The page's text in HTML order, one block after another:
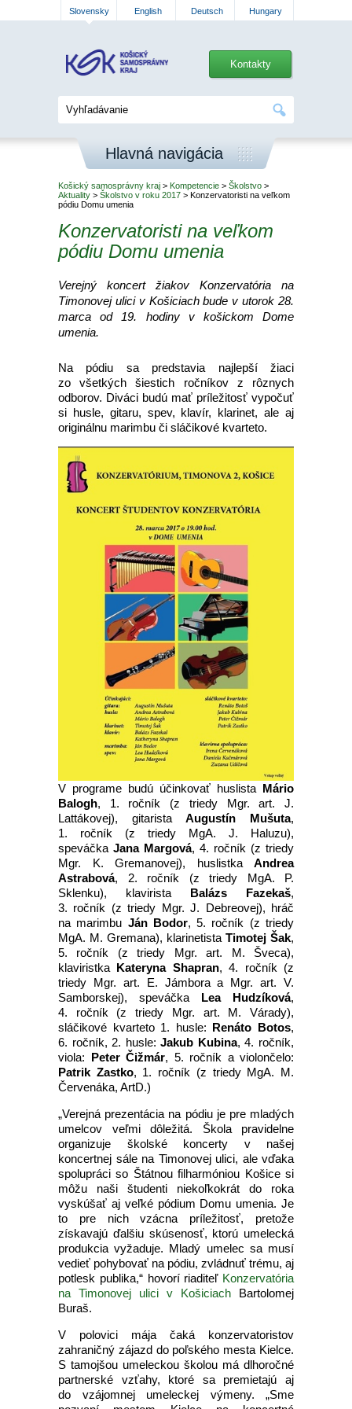
Slovensky English Deutsch Hungary
Kontakty
Hlavná navigácia
Košický samosprávny kraj > Kompetencie > Školstvo >
Aktuality > Školstvo v roku 2017 > Konzervatoristi na veľkom
pódiu Domu umenia
Konzervatoristi na veľkom
pódiu Domu umenia
Verejný koncert žiakov Konzervatória na
Timonovej ulici v Košiciach bude v utorok 28.
marca od 19. hodiny v košickom Dome
umenia.
Na pódiu sa predstavia najlepší žiaci
zo všetkých šiestich ročníkov z rôznych
odborov. Diváci budú mať príležitosť vypočuť
si husle, gitaru, spev, klavír, klarinet, ale aj
originálnu marimbu či sláčikové kvarteto.
V programe budú účinkovať huslista Mário
Balogh, 1. ročník (z triedy Mgr. art. J.
Lattákovej), gitaristaAugustín Mušuta,
1. ročník (z triedy MgA. J. Haluzu),
speváčka Jana Margová, 4. ročník (z triedy
Mgr. K. Gremanovej), huslistka Andrea
Astrabová, 2. ročník (z triedy MgA. P.
Sklenku), klavirista Balázs Fazekaš,
3. ročník (z triedy Mgr. J. Debreovej), hráč
na marimbu Ján Bodor, 5. ročník (z triedy
MgA. M. Gremana), klarinetista Timotej Šak,
5. ročník (z triedy Mgr. art. M. Šveca),
klaviristka Kateryna Shapran, 4. ročník (z
triedy Mgr. art. E. Jámbora a Mgr. art. V.
Samborskej), speváčka Lea Hudzíková,
4. ročník (z triedy Mgr. art. M. Várady),
sláčikové kvarteto 1. husle: Renáto Botos,
6. ročník, 2. husle:Jakub Kubina, 4. ročník,
viola: Peter Čižmár, 5. ročník a violončelo:
Patrik Zastko, 1. ročník (z triedy MgA. M.
Červenáka, ArtD.)
„Verejná prezentácia na pódiu je pre mladých
umelcov veľmi dôležitá. Škola pravidelne
organizuje školské koncerty v našej
koncertnej sále na Timonovej ulici, ale vďaka
spolupráci so Štátnou filharmóniou Košice si
môžu naši študenti niekoľkokrát do roka
vyskúšať aj veľké pódium Domu umenia. Je
to pre nich vzácna príležitosť, pretože
získavajú ďalšiu skúsenosť, ktorú umelecká
produkcia vyžaduje. Mladý umelec sa musí
vedieť pohybovať na pódiu, zvládnuť trému, aj
potlesk publika,“ hovorí riaditeľ Konzervatória
na Timonovej ulici v Košiciach Bartolomej
Buraš.
V polovici mája čaká konzervatoristov
zahraničný zájazd do poľského mesta Kielce.
S tamojšou umeleckou školou má dlhoročné
partnerské vzťahy, ktoré sa premietajú aj
do vzájomnej umeleckej výmeny. „Sme